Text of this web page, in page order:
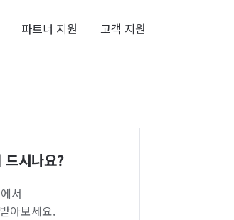
파트너 지원 고객 지원
드시나요?
서
아보세요.